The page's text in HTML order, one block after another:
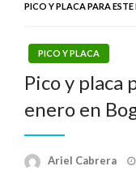
PICO Y PLACA PARA
PICO Y PLACA
Pico y placa
enero en
Ariel Cabrera